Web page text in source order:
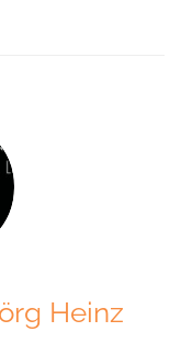
Heinz